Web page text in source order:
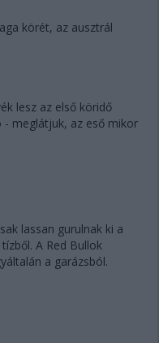
körét, az ausztrál
lesz az első köridő
- meglátjuk, az eső mikor
lassan gurulnak ki a
A Red Bullok
a garázsból.